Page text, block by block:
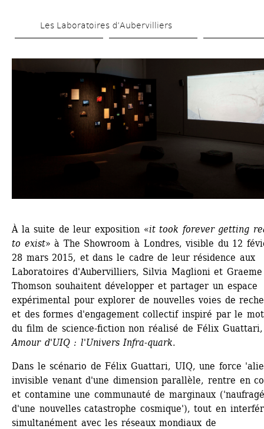
au
principal
Les Laboratoires d’Aubervilliers
À la suite de leur exposition «it took forever getting
to exist» à The Showroom à Londres, visible du 12
28 mars 2015, et dans le cadre de leur résidence aux
Laboratoires d'Aubervilliers, Silvia Maglioni et Graeme
Thomson souhaitent développer et partager un espace
expérimental pour explorer de nouvelles voies de
et des formes d'engagement collectif inspiré par le
du film de science-fiction non réalisé de Félix
Amour d'UIQ : l'Univers Infra-quark.
Dans le scénario de Félix Guattari, UIQ, une force
invisible venant d'une dimension parallèle, rentre en
et contamine une communauté de marginaux
d'une nouvelles catastrophe cosmique'), tout en
simultanément avec les réseaux mondiaux de